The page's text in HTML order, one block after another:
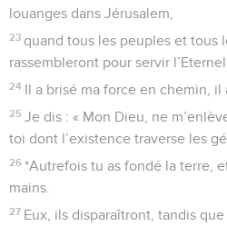
louanges dans Jérusalem,
23 quand tous les peuples et tous
rassembleront pour servir l’Eternel.
24 Il a brisé ma force en chemin, il
25 Je dis : « Mon Dieu, ne
toi dont l’existence traverse les
26 *Autrefois tu as fondé la terre,
mains.
27 Eux, ils disparaîtront, tandis